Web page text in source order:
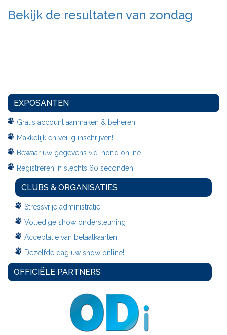
Bekijk de resultaten van zondag
EXPOSANTEN
Gratis account aanmaken & beheren.
Makkelijk en veilig inschrijven!
Bewaar uw gegevens v.d. hond online.
Registreren in slechts 60 seconden!
CLUBS & ORGANISATIES
Stressvrije administratie
Volledige show ondersteuning
Acceptatie van betaalkaarten
Dezelfde dag uw show online!
OFFICIËLE PARTNERS